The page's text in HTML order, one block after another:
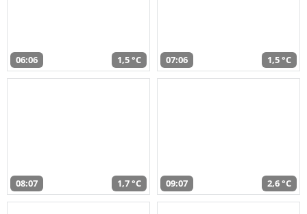
06:06 1,5 °C 07:06 1,5 °C
08:07 1,7 °C 09:07 2,6 °C